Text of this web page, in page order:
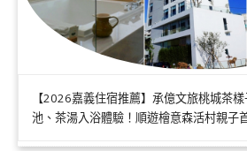
【2026嘉義住宿推薦】承億文旅桃城茶
池、茶湯入浴體驗！順遊檜意森活村親子